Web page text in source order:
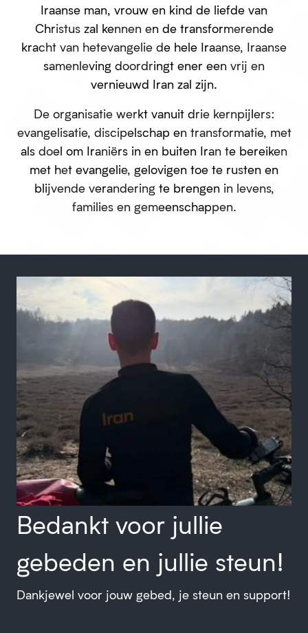
Iraanse man, vrouw en kind de liefde van
Christus zal kennen en de transformerende
kracht van hetevangelie de hele Iraanse, Iraanse
samenleving doordringt ener een vrij en
vernieuwd Iran zal zijn.
De organisatie werkt vanuit drie kernpijlers:
evangelisatie, discipelschap en transformatie, met
als doel om Iraniërs in en buiten Iran te bereiken
met het evangelie, gelovigen toe te rusten en
blijvende verandering te brengen in levens,
families en gemeenschappen.
Bedankt voor jullie
gebeden en jullie steun!
Dankjewel voor jouw gebed, je steun en support!